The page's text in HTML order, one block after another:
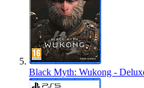
Black Myth: Wukong -